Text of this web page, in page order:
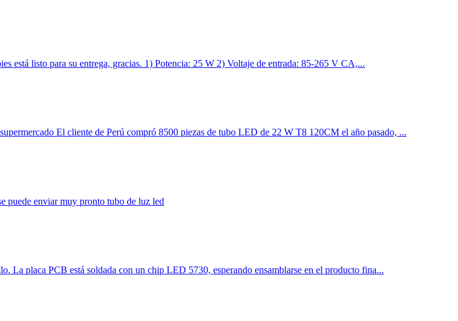
está listo para su entrega, gracias. 1) Potencia: 25 W 2) Voltaje de entrada: 85-265 V CA,...
El cliente de Perú compró 8500 piezas de tubo LED de 22 W T8 120CM el año pasado, ...
puede enviar muy pronto tubo de luz led
placa PCB está soldada con un chip LED 5730, esperando ensamblarse en el producto fina...